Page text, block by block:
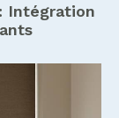
Intégration